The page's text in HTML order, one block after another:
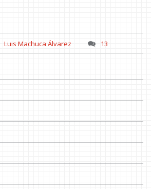
Luis Machuca Álvarez 13